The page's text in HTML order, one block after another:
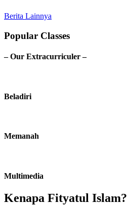
Berita Lainnya
Popular Classes
– Our Extracurriculer –
Beladiri
Memanah
Multimedia
Kenapa Fityatul Islam?